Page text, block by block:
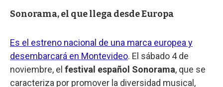
Sonorama, el que llega desde Europa
Es el estreno nacional de una marca europea y
desembarcará en Montevideo. El sábado 4 de
noviembre, el festival español Sonorama, que se
caracteriza por promover la diversidad musical,